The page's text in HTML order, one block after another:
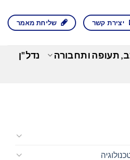
יצירת קשר שליחת מאמר
תעופה ותחבורה
נדל"ן